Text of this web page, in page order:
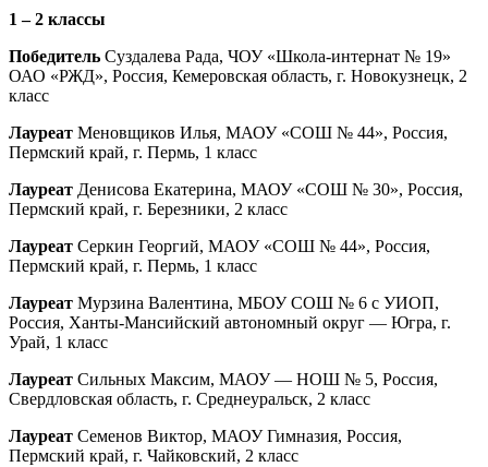
1 – 2 классы
Победитель Суздалева Рада, ЧОУ «Школа-интернат № 19»
ОАО «РЖД», Россия, Кемеровская область, г. Новокузнецк, 2
класс
Лауреат Меновщиков Илья, МАОУ «СОШ № 44», Россия,
Пермский край, г. Пермь, 1 класс
Лауреат Денисова Екатерина, МАОУ «СОШ № 30», Россия,
Пермский край, г. Березники, 2 класс
Лауреат Серкин Георгий, МАОУ «СОШ № 44», Россия,
Пермский край, г. Пермь, 1 класс
Лауреат Мурзина Валентина, МБОУ СОШ № 6 с УИОП,
Россия, Ханты-Мансийский автономный округ — Югра, г.
Урай, 1 класс
Лауреат Сильных Максим, МАОУ — НОШ № 5, Россия,
Свердловская область, г. Среднеуральск, 2 класс
Лауреат Семенов Виктор, МАОУ Гимназия, Россия,
Пермский край, г. Чайковский, 2 класс